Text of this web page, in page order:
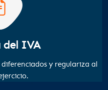
del IVA
y regulariza al